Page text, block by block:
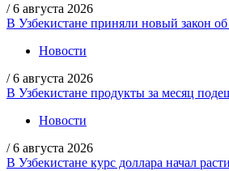
/ 6 августа 2026
В Узбекистане приняли новый закон
Новости
/ 6 августа 2026
В Узбекистане продукты за месяц
Новости
/ 6 августа 2026
В Узбекистане курс доллара начал расти